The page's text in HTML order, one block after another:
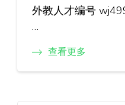
外教人才编号
…
查看更多